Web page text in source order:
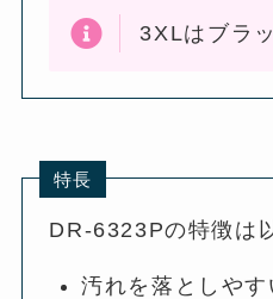
3XLはブラ
特長
DR-6323Pの特徴は
汚れを落としや